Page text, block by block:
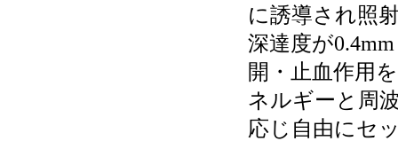
に誘導され照
深達度が
開・止血作用
ネルギーと周
応じ自由にセ